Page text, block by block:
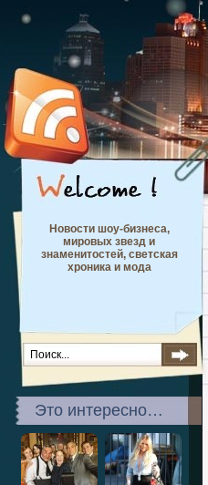
Новости шоу-бизнеса,
мировых звезд и
знаменитостей, светская
хроника и мода
Это интересно…